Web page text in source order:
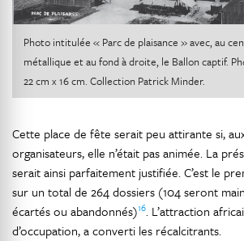
Photo intitulée « Parc de plaisance » avec, au
métallique et au fond à droite, le Ballon captif.
22 cm x 16 cm. Collection Patrick Minder.
Cette place de fête serait peu attirante si,
organisateurs, elle n’était pas animée. La
serait ainsi parfaitement justifiée. C’est le
sur un total de 264 dossiers (104 seront
écartés ou abandonnés)16. L’attraction
d’occupation, a converti les récalcitrants.